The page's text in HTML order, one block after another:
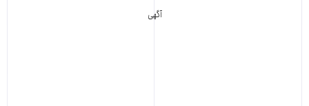
آگهی